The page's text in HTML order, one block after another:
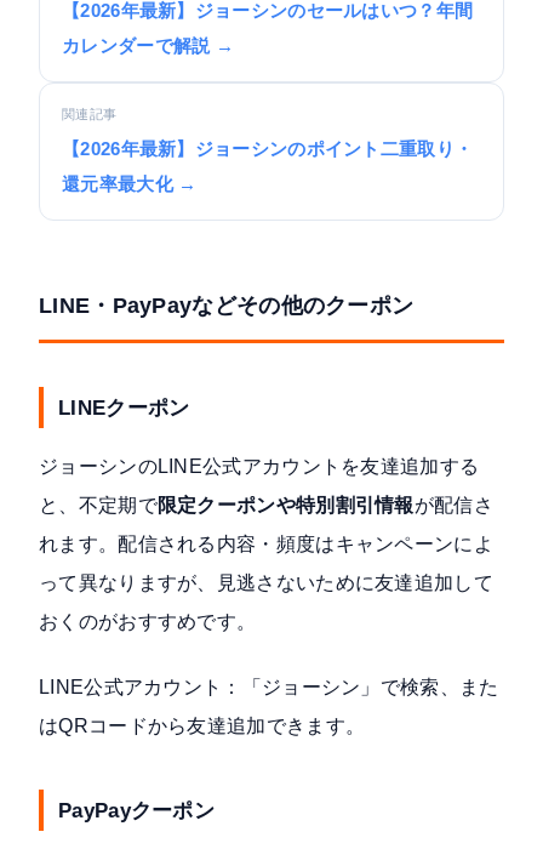
【2026年最新】ジョーシンのセールはいつ？年間
カレンダーで解説 →
関連記事
【2026年最新】ジョーシンのポイント二重取り・
還元率最大化 →
LINE・PayPayなどその他のクーポン
LINEクーポン
ジョーシンのLINE公式アカウントを友達追加する
と、不定期で限定クーポンや特別割引情報が配信さ
れます。配信される内容・頻度はキャンペーンによ
って異なりますが、見逃さないために友達追加して
おくのがおすすめです。
LINE公式アカウント：「ジョーシン」で検索、また
はQRコードから友達追加できます。
PayPayクーポン